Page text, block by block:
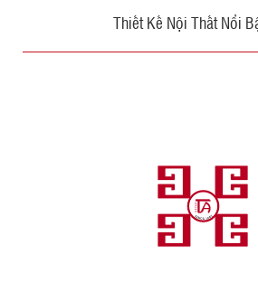
Thiết Kế Nội Thất Nổi